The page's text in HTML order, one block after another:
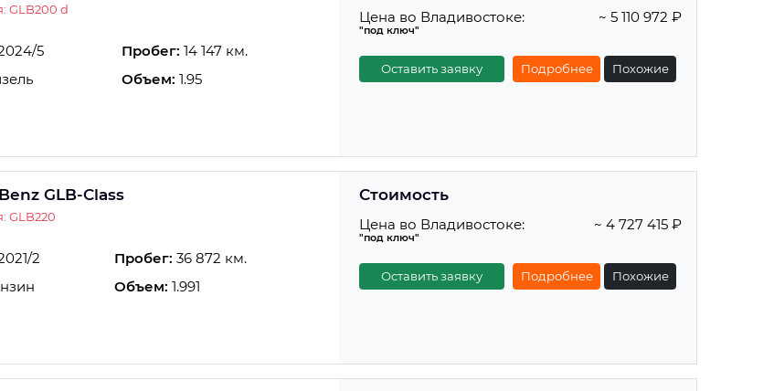
GLB200 d
5 Пробег: 14 147 км.
Объем: 1.95
Цена во Владивостоке:
"под ключ"
~ 5 110 972 ₽
Оставить заявку Подробнее Похожие
GLB-Class
GLB220
2 Пробег: 36 872 км.
Объем: 1.991
Стоимость
Цена во Владивостоке:
"под ключ"
~ 4 727 415 ₽
Оставить заявку Подробнее Похожие